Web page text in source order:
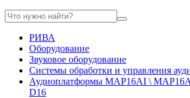
РИВА
Оборудование
Звуковое оборудование
Системы обработки и управления
Аудиоплатформы MAP16AI \
D16